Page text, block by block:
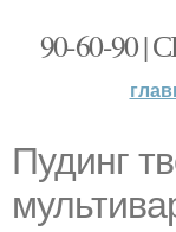
90-60-90
Пудинг